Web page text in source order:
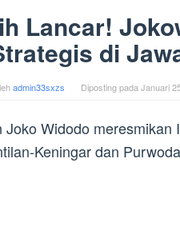
Lancar!
di
admin33sxzs Diposting pada Januari
Joko Widodo meresmikan
Keningar dan